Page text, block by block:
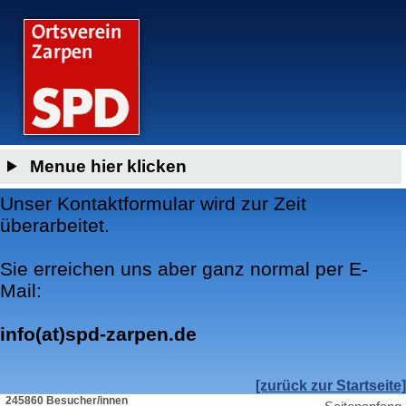
Menue hier klicken
Unser Kontaktformular wird zur Zeit
überarbeitet.
Sie erreichen uns aber ganz normal per E-
Mail:
info(at)spd-zarpen.de
[zurück zur Startseite]
245860 Besucher/innen